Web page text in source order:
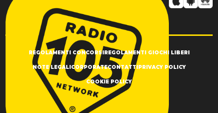
REGOLAMENTI CONCORSIREGOLAMENTI GIOCHI LIBERI
NOTE LEGALICORPORATECONTATTIPRIVACY POLICY
COOKIE POLICY